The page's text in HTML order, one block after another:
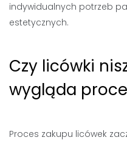
indywidualnych potrzeb
estetycznych.
Czy licówki
wygląda
Proces zakupu licówek